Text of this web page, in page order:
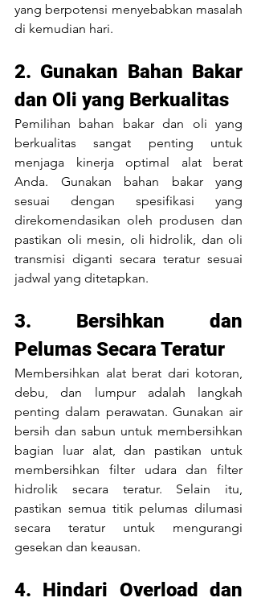
yang berpotensi menyebabkan masalah
di kemudian hari.
2. Gunakan Bahan Bakar
dan Oli yang Berkualitas
Pemilihan bahan bakar dan oli yang
berkualitas sangat penting untuk
menjaga kinerja optimal alat berat
Anda. Gunakan bahan bakar yang
sesuai dengan spesifikasi yang
direkomendasikan oleh produsen dan
pastikan oli mesin, oli hidrolik, dan oli
transmisi diganti secara teratur sesuai
jadwal yang ditetapkan.
3. Bersihkan dan
Pelumas Secara Teratur
Membersihkan alat berat dari kotoran,
debu, dan lumpur adalah langkah
penting dalam perawatan. Gunakan air
bersih dan sabun untuk membersihkan
bagian luar alat, dan pastikan untuk
membersihkan filter udara dan filter
hidrolik secara teratur. Selain itu,
pastikan semua titik pelumas dilumasi
secara teratur untuk mengurangi
gesekan dan keausan.
4. Hindari Overload dan